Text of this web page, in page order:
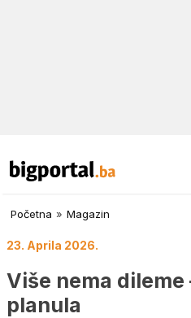
Početna » Magazin
23. Aprila 2026.
Više nema dileme
planula